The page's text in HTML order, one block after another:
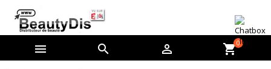
   shopping_cart0